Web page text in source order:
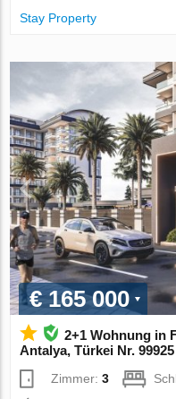
Stay Property
€ 165 000
2+1 Wohnung in
Antalya, Türkei Nr. 99925
Zimmer:3